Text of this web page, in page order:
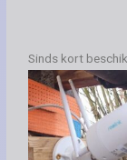
Sinds kort